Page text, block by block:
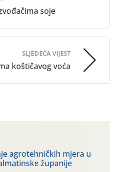
soje
SLJEDEĆA VIJEST
koštičavog voća
agrotehničkih mjera u
županije